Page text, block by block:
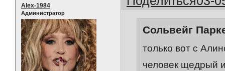
Alex-1984
Администратор
Сольвейг
только вот с
человек щедрый